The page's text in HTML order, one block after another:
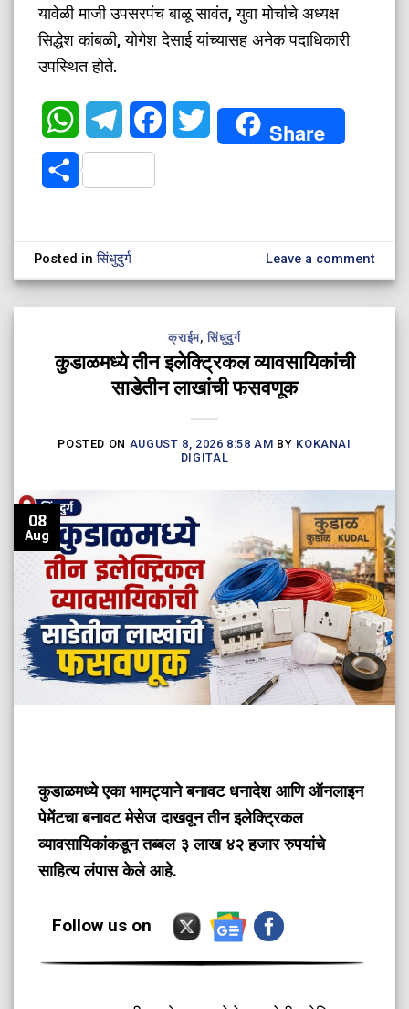
यावेळी माजी उपसरपंच बाळू सावंत, युवा मोर्चाचे अध्यक्ष
सिद्धेश कांबळी, योगेश देसाई यांच्यासह अनेक पदाधिकारी
उपस्थित होते.
WhatsAppTelegramFacebookTwitter Share
Share
Posted inसिंधुदुर्ग Leave a comment
क्राईम,सिंधुदुर्ग
कुडाळमध्ये तीन इलेक्ट्रिकल व्यावसायिकांची
साडेतीन लाखांची फसवणूक
POSTED ON AUGUST 8, 2026 8:58 AM BY KOKANAI
DIGITAL
08
Aug
कुडाळमध्ये एका भामट्याने बनावट धनादेश आणि ऑनलाइन
पेमेंटचा बनावट मेसेज दाखवून तीन इलेक्ट्रिकल
व्यावसायिकांकडून तब्बल ३ लाख ४२ हजार रुपयांचे
साहित्य लंपास केले आहे.
Follow us on